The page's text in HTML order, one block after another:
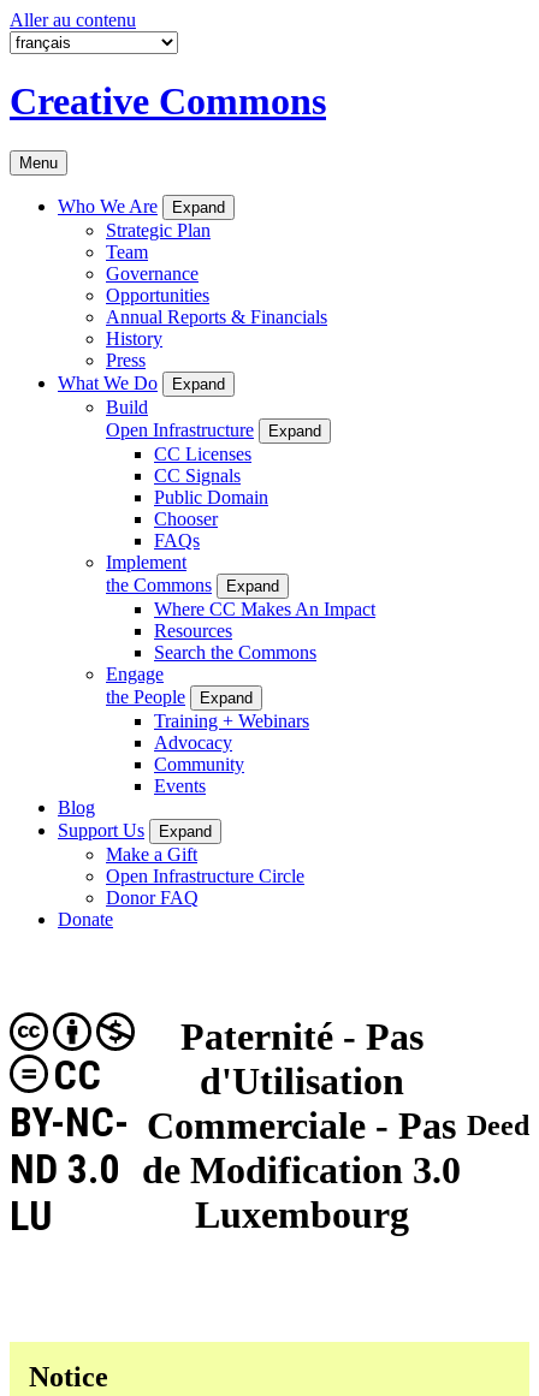
Aller au contenu
Creative Commons
Menu
Who We Are Expand
Strategic Plan
Team
Governance
Opportunities
Annual Reports & Financials
History
Press
What We Do
Expand
Build
Open Infrastructure
Expand
CC Licenses
CC Signals
Public Domain
Chooser
FAQs
Implement
the Commons
Expand
Where CC Makes An Impact
Resources
Search the Commons
Engage
the People
Expand
Training + Webinars
Advocacy
Community
Events
Blog
Support Us
Expand
Make a Gift
Open Infrastructure Circle
Donor FAQ
Donate
Paternité - Pas
d'Utilisation
Commerciale - Pas
de Modification 3.0
Luxembourg
CC
BY-NC-
ND 3.0
LU
Deed
Notice